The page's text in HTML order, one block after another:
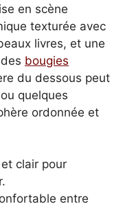
en scène
texturée avec
livres, et une
bougies
du dessous peut
quelques
ordonnée et
clair pour
entre